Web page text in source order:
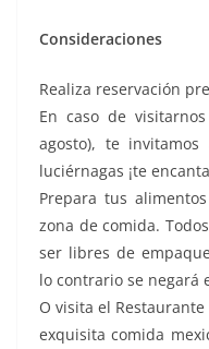
Consideraciones
Realiza reservación
En caso de
agosto), te
luciérnagas ¡te
Prepara tus
zona de comida.
ser libres de
lo contrario se negará
O visita el
exquisita comida